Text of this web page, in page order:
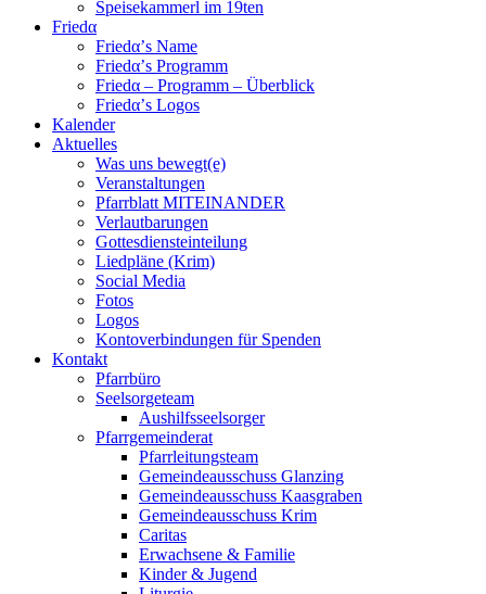
Speisekammerl im 19ten
Friedα
Friedα’s Name
Friedα’s Programm
Friedα – Programm – Überblick
Friedα’s Logos
Kalender
Aktuelles
Was uns bewegt(e)
Veranstaltungen
Pfarrblatt MITEINANDER
Verlautbarungen
Gottesdiensteinteilung
Liedpläne (Krim)
Social Media
Fotos
Logos
Kontoverbindungen für Spenden
Kontakt
Pfarrbüro
Seelsorgeteam
Aushilfsseelsorger
Pfarrgemeinderat
Pfarrleitungsteam
Gemeindeausschuss Glanzing
Gemeindeausschuss Kaasgraben
Gemeindeausschuss Krim
Caritas
Erwachsene & Familie
Kinder & Jugend